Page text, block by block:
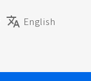
English